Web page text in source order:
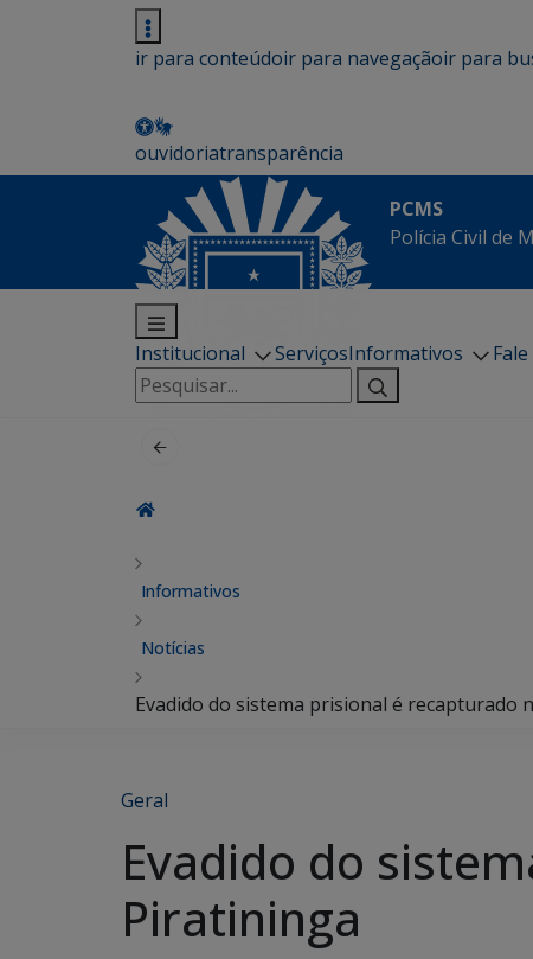
ir para conteúdoir para navegaçãoir para
ouvidoriatransparência
PCMS
Polícia Civil de
Institucional ServiçosInformativos
Pesquisar
por:
Informativos
Notícias
Evadido do sistema prisional é recapturado
Geral
Evadido do
Piratininga